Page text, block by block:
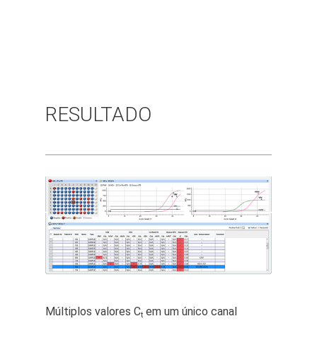
RESULTADO
Múltiplos valores Ct em um único canal